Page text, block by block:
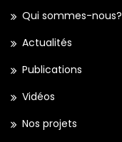
Qui sommes-nous?
Actualités
Publications
Vidéos
Nos projets